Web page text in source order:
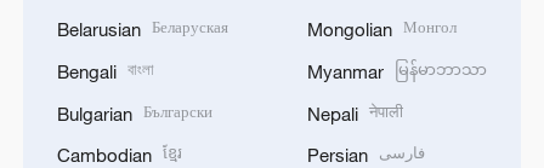
Belarusian Беларуская
Bengali বাংলা
Bulgarian Български
Cambodian ខ្មែរ
Mongolian Монгол
Myanmar မြန်မာဘာသာ
Nepali नेपाली
Persian فارسی